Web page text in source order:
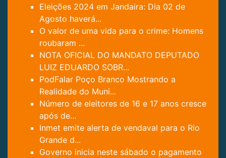
Eleições 2024 em Jandaira: Dia 02 de
Agosto haverá...
O valor de uma vida para o crime: Homens
roubaram ...
NOTA OFICIAL DO MANDATO DEPUTADO
LUIZ EDUARDO SOBR...
PodFalar Poço Branco Mostrando a
Realidade do Muni...
Número de eleitores de 16 e 17 anos cresce
após de...
Inmet emite alerta de vendaval para o Rio
Grande d...
Governo inicia neste sábado o pagamento